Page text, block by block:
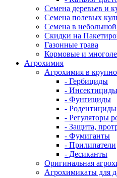
Семена деревьев и
Семена полевых
Семена в
Скидки на
Газонные трава
Кормовые и
Агрохимия
Агрохимия в
- Гербициды
- Инсектициды
- Фунгициды
- Родентициды
- Регуляторы
- Защита,
- Фумиганты
- Прилипатели
- Десиканты
Оригинальная
Агрохимикаты для